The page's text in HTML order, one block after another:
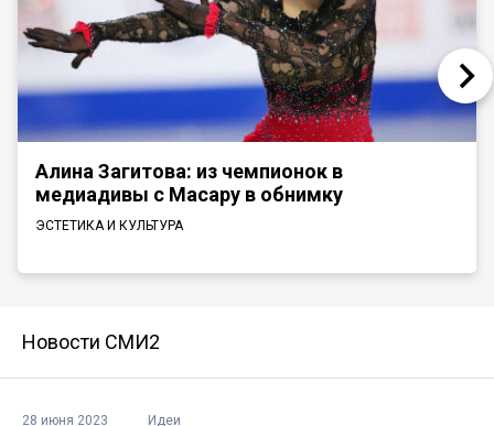
Алина Загитова: из чемпионок в
медиадивы с Масару в обнимку
ЭСТЕТИКА И КУЛЬТУРА
Новости СМИ2
28 июня 2023 Идеи